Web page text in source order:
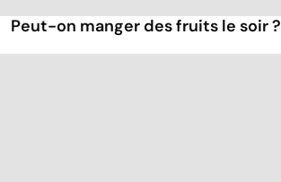
Peut-on manger des fruits le soir ?